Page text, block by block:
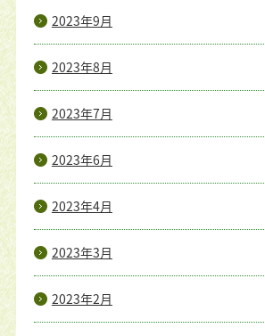
2023年9月
2023年8月
2023年7月
2023年6月
2023年4月
2023年3月
2023年2月